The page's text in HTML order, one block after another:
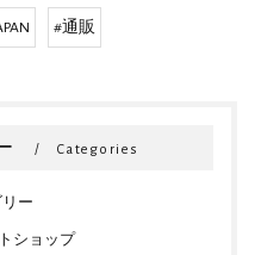
#通販
Categories
ー
ショップ